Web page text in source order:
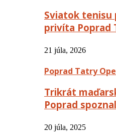
Sviatok tenisu
privíta Poprad
21 júla, 2026
Poprad Tatry
Trikrát
Poprad
20 júla, 2025